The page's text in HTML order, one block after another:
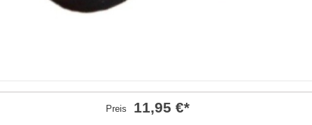
Preis 11,95 €*